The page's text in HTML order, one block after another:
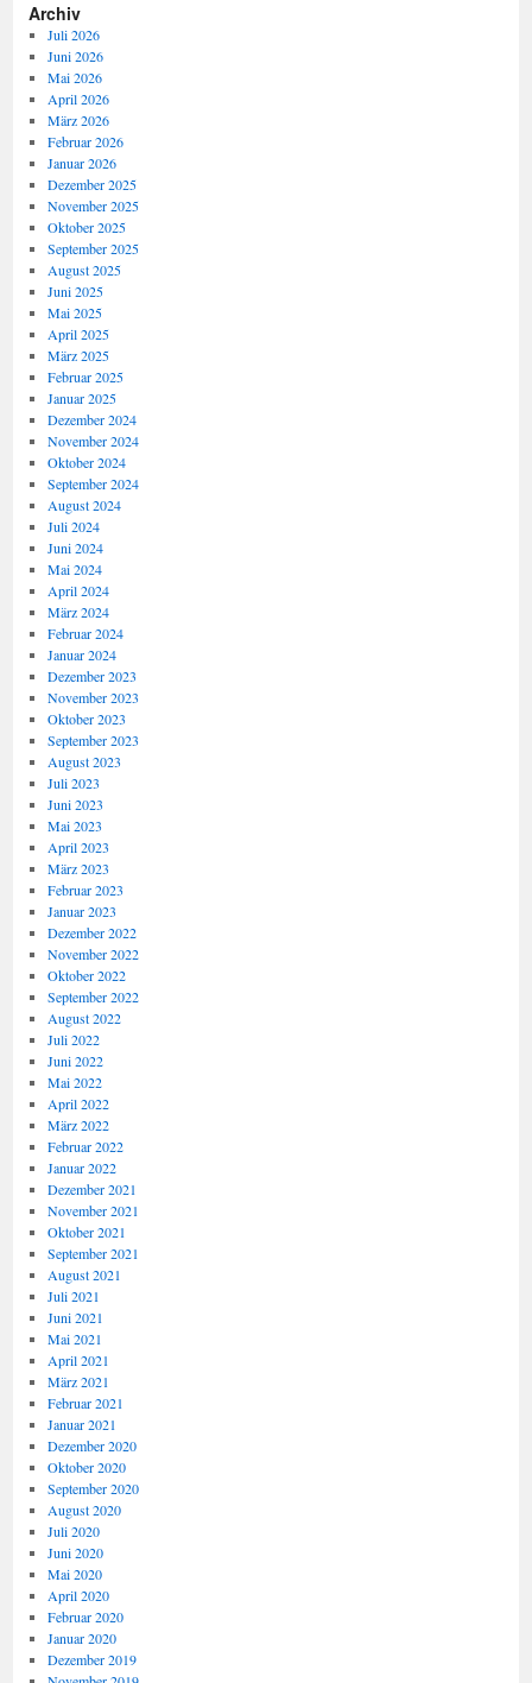
Archiv
Juli 2026
Juni 2026
Mai 2026
April 2026
März 2026
Februar 2026
Januar 2026
Dezember 2025
November 2025
Oktober 2025
September 2025
August 2025
Juni 2025
Mai 2025
April 2025
März 2025
Februar 2025
Januar 2025
Dezember 2024
November 2024
Oktober 2024
September 2024
August 2024
Juli 2024
Juni 2024
Mai 2024
April 2024
März 2024
Februar 2024
Januar 2024
Dezember 2023
November 2023
Oktober 2023
September 2023
August 2023
Juli 2023
Juni 2023
Mai 2023
April 2023
März 2023
Februar 2023
Januar 2023
Dezember 2022
November 2022
Oktober 2022
September 2022
August 2022
Juli 2022
Juni 2022
Mai 2022
April 2022
März 2022
Februar 2022
Januar 2022
Dezember 2021
November 2021
Oktober 2021
September 2021
August 2021
Juli 2021
Juni 2021
Mai 2021
April 2021
März 2021
Februar 2021
Januar 2021
Dezember 2020
Oktober 2020
September 2020
August 2020
Juli 2020
Juni 2020
Mai 2020
April 2020
Februar 2020
Januar 2020
Dezember 2019